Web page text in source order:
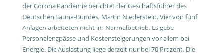
der Corona Pandemie berichtet der Geschäftsführer des
Deutschen Sauna-Bundes, Martin Niederstein. Vier von fünf
Anlagen arbeiteten nicht im Normalbetrieb. Es gebe
Personalengpässe und Kostensteigerungen vor allem bei
Energie. Die Auslastung liege derzeit nur bei 70 Prozent. Die